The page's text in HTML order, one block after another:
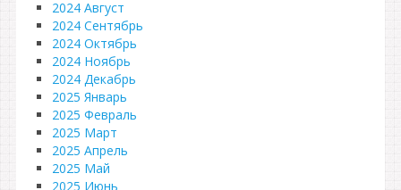
2024 Август
2024 Сентябрь
2024 Октябрь
2024 Ноябрь
2024 Декабрь
2025 Январь
2025 Февраль
2025 Март
2025 Апрель
2025 Май
2025 Июнь